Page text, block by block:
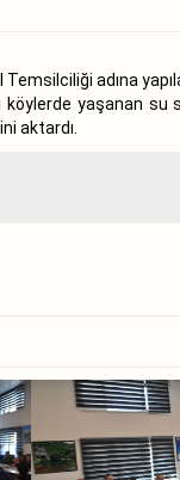
adına
köylerde yaşanan
aktardı.